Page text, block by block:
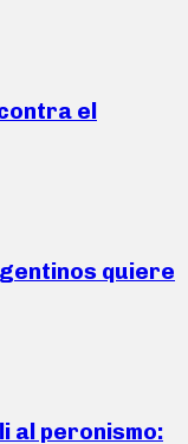
el
quiere
al peronismo: